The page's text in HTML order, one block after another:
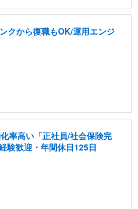
クから復職もOK/運用エンジ
率高い「正社員/社会保険完
験歓迎・年間休日125日